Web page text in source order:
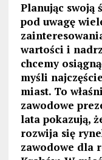
Planując swoją
pod uwagę
wartości i
chcemy
myśli
miast. To
zawodowe
lata pokazują,
rozwija się
zawodowe dla